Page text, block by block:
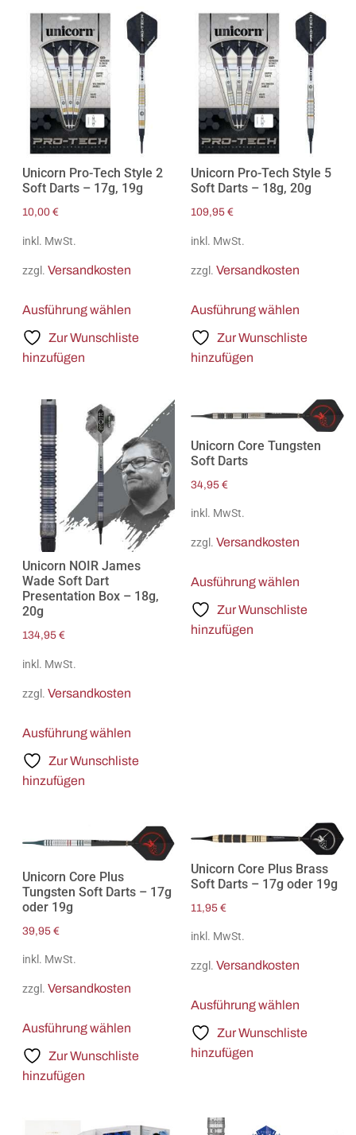
Unicorn Pro-Tech Style 2
Soft Darts – 17g, 19g
10,00 €
inkl. MwSt.
zzgl. Versandkosten
Ausführung wählen
Zur Wunschliste
hinzufügen
Unicorn Pro-Tech Style 5
Soft Darts – 18g, 20g
109,95€
inkl. MwSt.
zzgl.Versandkosten
Ausführung wählen
Zur Wunschliste
hinzufügen
Unicorn NOIR James
Wade Soft Dart
Presentation Box – 18g,
20g
134,95 €
inkl. MwSt.
zzgl. Versandkosten
Ausführung wählen
Zur Wunschliste
hinzufügen
Unicorn Core Tungsten
Soft Darts
34,95€
inkl. MwSt.
zzgl.Versandkosten
Ausführung wählen
Zur Wunschliste
hinzufügen
Unicorn Core Plus
Tungsten Soft Darts – 17g
oder 19g
39,95 €
inkl. MwSt.
zzgl. Versandkosten
Ausführung wählen
Zur Wunschliste
hinzufügen
Unicorn Core Plus Brass
Soft Darts – 17g oder 19g
11,95€
inkl. MwSt.
zzgl.Versandkosten
Ausführung wählen
Zur Wunschliste
hinzufügen